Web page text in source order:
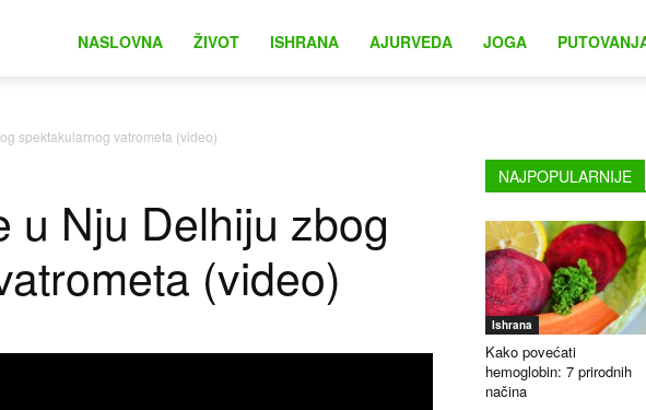
NASLOVNA ŽIVOT ISHRANA AJURVEDA JOGA
spektakularnog vatrometa (video)
u Nju Delhiju zbog
(video)
NAJPOPULARNIJE
Ishrana
Kako povećati
hemoglobin: 7 prirodnih
načina